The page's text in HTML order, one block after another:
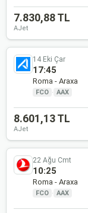
7.830,88 TL
AJet
14 Eki Çar
17:45
Roma - Araxa
FCO · AAX
8.601,13 TL
AJet
22 Ağu Cmt
10:25
Roma - Araxa
FCO · AAX